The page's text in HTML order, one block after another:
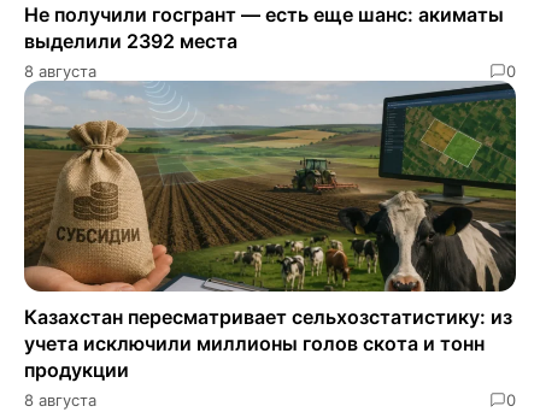
Не получили госгрант — есть еще шанс: акиматы
выделили 2392 места
8 августа 0
Казахстан пересматривает сельхозстатистику: из
учета исключили миллионы голов скота и тонн
продукции
8 августа 0